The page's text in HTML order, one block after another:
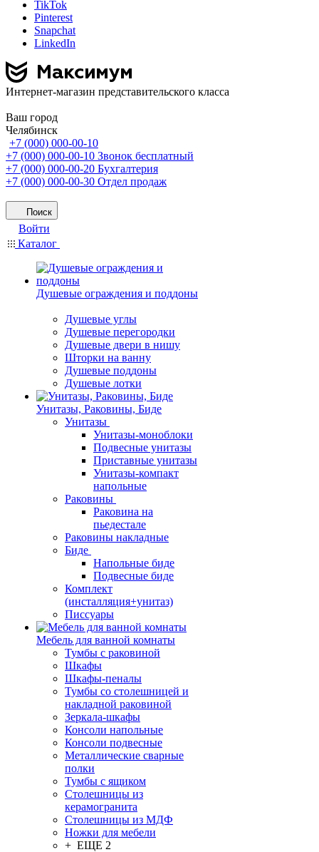
TikTok
Pinterest
Snapchat
LinkedIn
Интернет-магазин представительского класса
Ваш город
Челябинск
+7 (000) 000-00-10
+7 (000) 000-00-10 Звонок бесплатный
+7 (000) 000-00-20 Бухгалтерия
+7 (000) 000-00-30 Отдел продаж
Поиск
Войти
Каталог
Душевые ограждения и поддоны
Душевые углы
Душевые перегородки
Душевые двери в нишу
Шторки на ванну
Душевые поддоны
Душевые лотки
Унитазы, Раковины, Биде
Унитазы
Унитазы-моноблоки
Подвесные унитазы
Приставные унитазы
Унитазы-компакт
напольные
Раковины
Раковина на
пьедестале
Раковины накладные
Биде
Напольные биде
Подвесные биде
Комплект
(инсталляция+унитаз)
Писсуары
Мебель для ванной комнаты
Тумбы с раковиной
Шкафы
Шкафы-пеналы
Тумбы со столешницей и
накладной раковиной
Зеркала-шкафы
Консоли напольные
Консоли подвесные
Металлические сварные
полки
Тумбы с ящиком
Столешницы из
керамогранита
Столешницы из МДФ
Ножки для мебели
+ ЕЩЕ 2